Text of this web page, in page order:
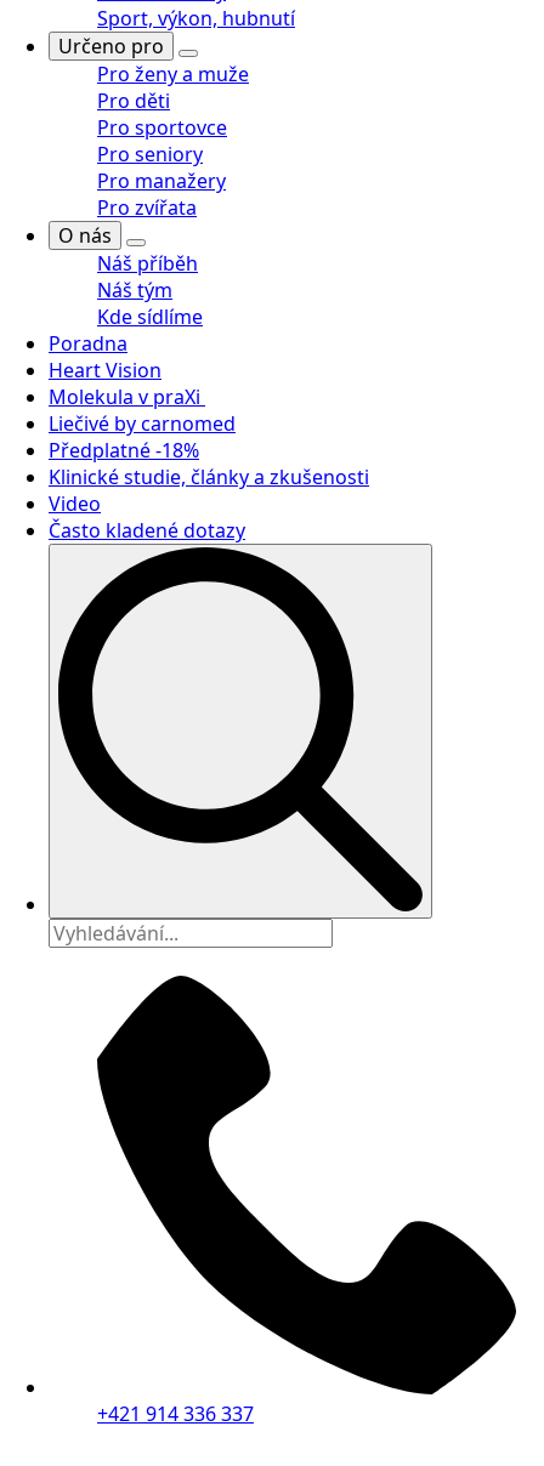
Sport, výkon, hubnutí
Určeno pro
Pro ženy a muže
Pro děti
Pro sportovce
Pro seniory
Pro manažery
Pro zvířata
O nás
Náš příběh
Náš tým
Kde sídlíme
Poradna
Heart Vision
Molekula v praXi
Liečivé by carnomed
Předplatné -18%
Klinické studie, články a zkušenosti
Video
Často kladené dotazy
Search
+421 914 336 337